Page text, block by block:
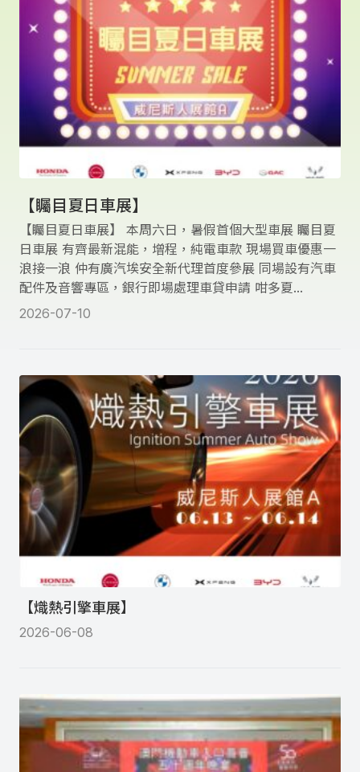
【矚目夏日車展】
【矚目夏日車展】 本周六日，暑假首個大型車展 矚目夏
日車展 有齊最新混能，增程，純電車款 現場買車優惠一
浪接一浪 仲有廣汽埃安全新代理首度參展 同場設有汽車
配件及音響專區，銀行即場處理車貸申請 咁多夏...
2026-07-10
【熾熱引擎車展】
2026-06-08